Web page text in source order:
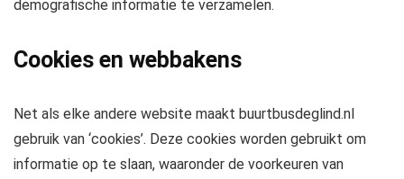
demografische informatie te verzamelen.
Cookies en webbakens
Net als elke andere website maakt buurtbusdeglind.nl
gebruik van ‘cookies’. Deze cookies worden gebruikt om
informatie op te slaan, waaronder de voorkeuren van